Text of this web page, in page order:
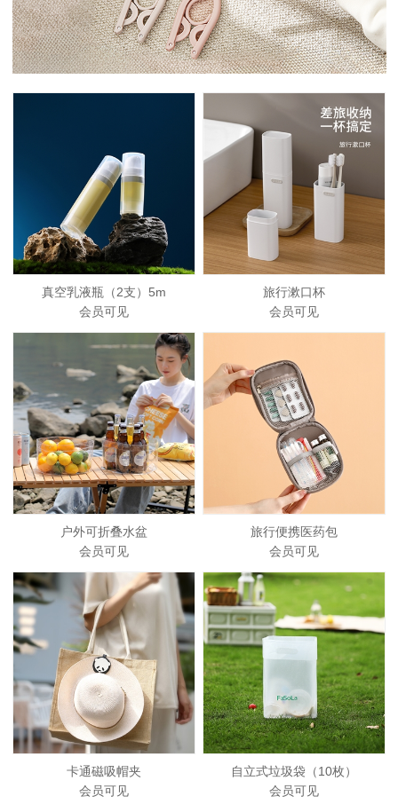
真空乳液瓶（2支）5m
会员可见
旅行漱口杯
会员可见
户外可折叠水盆
会员可见
旅行便携医药包
会员可见
卡通磁吸帽夹
会员可见
自立式垃圾袋（10枚）
会员可见